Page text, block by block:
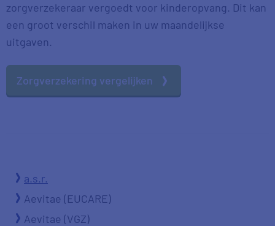
zorgverzekeraar vergoedt voor kinderopvang. Dit kan
een groot verschil maken in uw maandelijkse
uitgaven.
Zorgverzekering vergelijken
a.s.r.
Aevitae (EUCARE)
Aevitae (VGZ)